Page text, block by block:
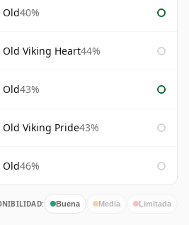
Old40%
Old Viking Heart44%
Old43%
Old Viking Pride43%
Old46%
Buena Media Limitada